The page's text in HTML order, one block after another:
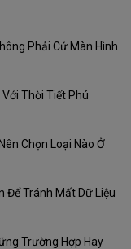
màu sắc có thể nhận
Phải Cứ Màn Hình
Thời Tiết Phú
Chọn Loại Nào Ở
Để Tránh Mất Dữ Liệu
Trường Hợp Hay